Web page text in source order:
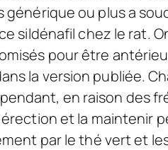
générique ou plus a
sildénafil chez le rat.
pour être
la version publiée.
en raison des
et la maintenir
par le thé vert et